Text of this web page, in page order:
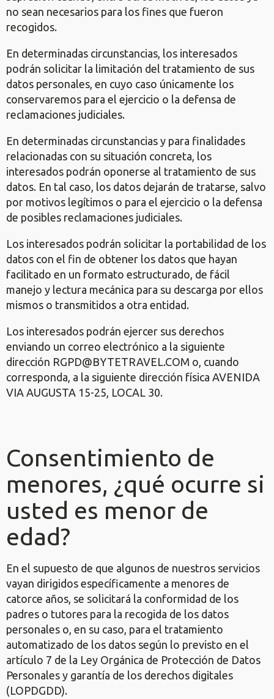
no sean necesarios para los fines que fueron
recogidos.
En determinadas circunstancias, los interesados
podrán solicitar la limitación del tratamiento de sus
datos personales, en cuyo caso únicamente los
conservaremos para el ejercicio o la defensa de
reclamaciones judiciales.
En determinadas circunstancias y para finalidades
relacionadas con su situación concreta, los
interesados podrán oponerse al tratamiento de sus
datos. En tal caso, los datos dejarán de tratarse, salvo
por motivos legítimos o para el ejercicio o la defensa
de posibles reclamaciones judiciales.
Los interesados podrán solicitar la portabilidad de los
datos con el fin de obtener los datos que hayan
facilitado en un formato estructurado, de fácil
manejo y lectura mecánica para su descarga por ellos
mismos o transmitidos a otra entidad.
Los interesados podrán ejercer sus derechos
enviando un correo electrónico a la siguiente
dirección RGPD@BYTETRAVEL.COM o, cuando
corresponda, a la siguiente dirección física AVENIDA
VIA AUGUSTA 15-25, LOCAL 30.
Consentimiento de
menores, ¿qué ocurre si
usted es menor de
edad?
En el supuesto de que algunos de nuestros servicios
vayan dirigidos específicamente a menores de
catorce años, se solicitará la conformidad de los
padres o tutores para la recogida de los datos
personales o, en su caso, para el tratamiento
automatizado de los datos según lo previsto en el
artículo 7 de la Ley Orgánica de Protección de Datos
Personales y garantía de los derechos digitales
(LOPDGDD).